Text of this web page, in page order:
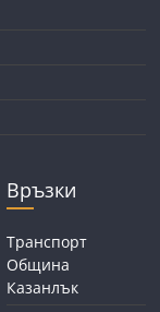
Връзки
Транспорт
Община
Казанлък